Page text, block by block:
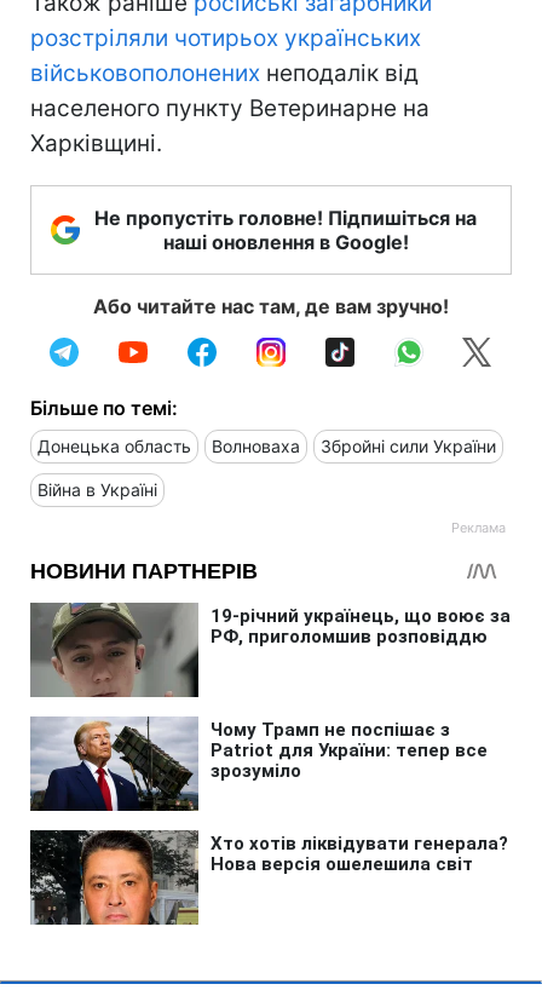
розстріляли чотирьох українських
військовополонених неподалік від
населеного пункту Ветеринарне на
Харківщині.
Не пропустіть головне! Підпишіться на
наші оновлення в Google!
Або читайте нас там, де вам зручно!
Більше по темі:
Донецька область Волноваха Збройні сили України
Війна в Україні